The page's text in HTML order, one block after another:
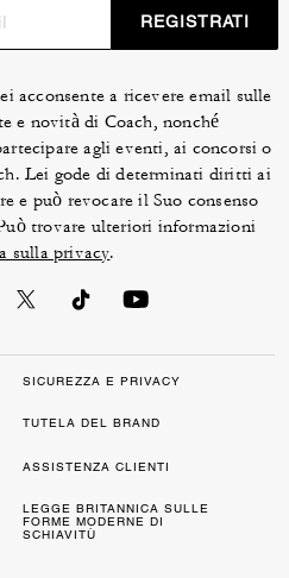
REGISTRATI
acconsente a ricevere email sulle
e novità di Coach, nonché
agli eventi, ai concorsi o
Lei gode di determinati diritti ai
e può revocare il Suo consenso
trovare ulteriori informazioni
sulla privacy.
SICUREZZA E PRIVACY
TUTELA DEL BRAND
ASSISTENZA CLIENTI
LEGGE BRITANNICA SULLE
FORME MODERNE DI
SCHIAVITÙ